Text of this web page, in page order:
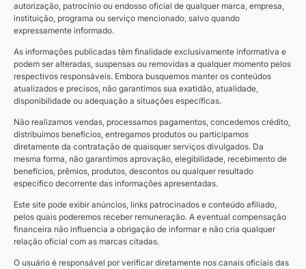
autorização, patrocínio ou endosso oficial de qualquer marca, empresa,
instituição, programa ou serviço mencionado, salvo quando
expressamente informado.
As informações publicadas têm finalidade exclusivamente informativa e
podem ser alteradas, suspensas ou removidas a qualquer momento pelos
respectivos responsáveis. Embora busquemos manter os conteúdos
atualizados e precisos, não garantimos sua exatidão, atualidade,
disponibilidade ou adequação a situações específicas.
Não realizamos vendas, processamos pagamentos, concedemos crédito,
distribuímos benefícios, entregamos produtos ou participamos
diretamente da contratação de quaisquer serviços divulgados. Da
mesma forma, não garantimos aprovação, elegibilidade, recebimento de
benefícios, prêmios, produtos, descontos ou qualquer resultado
específico decorrente das informações apresentadas.
Este site pode exibir anúncios, links patrocinados e conteúdo afiliado,
pelos quais poderemos receber remuneração. A eventual compensação
financeira não influencia a obrigação de informar e não cria qualquer
relação oficial com as marcas citadas.
O usuário é responsável por verificar diretamente nos canais oficiais das